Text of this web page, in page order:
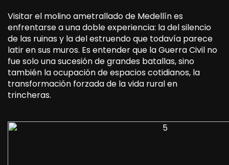
Visitar el molino ametrallado de Medellín es
enfrentarse a una doble experiencia: la del silencio
de las ruinas y la del estruendo que todavía parece
latir en sus muros. Es entender que la Guerra Civil no
fue solo una sucesión de grandes batallas, sino
también la ocupación de espacios cotidianos, la
transformación forzada de la vida rural en
trincheras.